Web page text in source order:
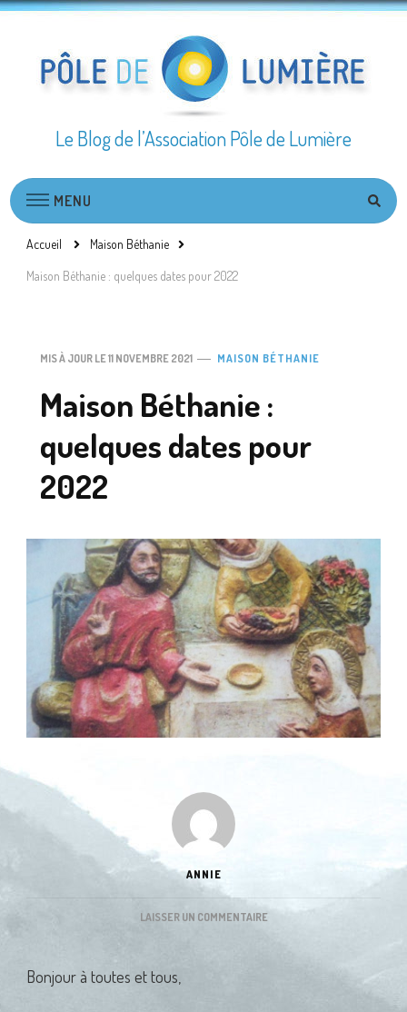
Le Blog de l’Association Pôle de Lumière
MENU
Accueil Maison Béthanie
Maison Béthanie : quelques dates pour 2022
MIS À JOUR LE11 NOVEMBRE 2021 MAISON BÉTHANIE
Maison Béthanie :
quelques dates pour
2022
ANNIE
LAISSER UN COMMENTAIRESUR
Bonjour à toutes et tous,